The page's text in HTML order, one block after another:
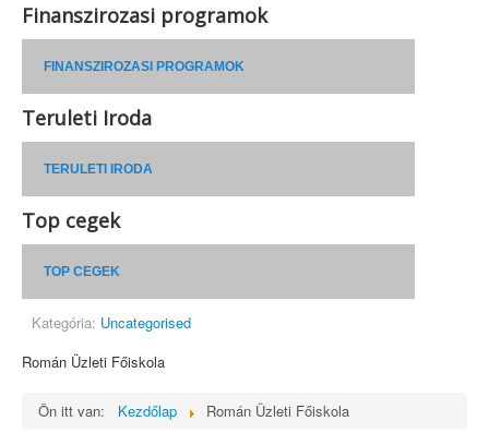
Finanszirozasi programok
FINANSZIROZASI PROGRAMOK
Teruleti Iroda
TERULETI IRODA
Top cegek
TOP CEGEK
Kategória: Uncategorised
Román Üzleti Főiskola
Ön itt van: Kezdőlap Román Üzleti Főiskola